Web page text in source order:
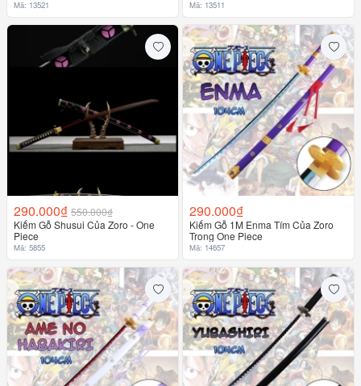
Mã: 13521 Mã: 13511
290.000₫ 550.000₫
Kiếm Gỗ Shusui Của Zoro - One
Piece
Mã: 5855
290.000₫
Kiếm Gỗ 1M Enma Tím Của Zoro
Trong One Piece
Mã: 14657